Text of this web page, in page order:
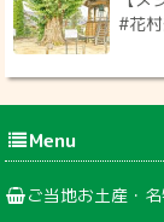
#花
Menu
ご当地お土産・